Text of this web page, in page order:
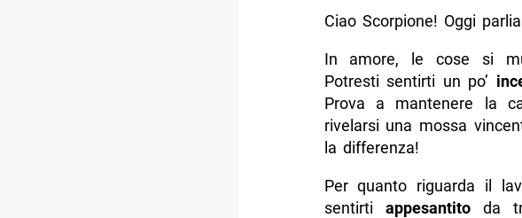
Ciao Scorpione! Oggi
In amore, le cose si
Potresti sentirti un po’
Prova a mantenere la
rivelarsi una mossa
la differenza!
Per quanto riguarda il
sentirti appesantitoda